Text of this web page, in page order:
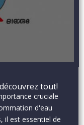
tout!
cruciale
d'eau
il est essentiel de